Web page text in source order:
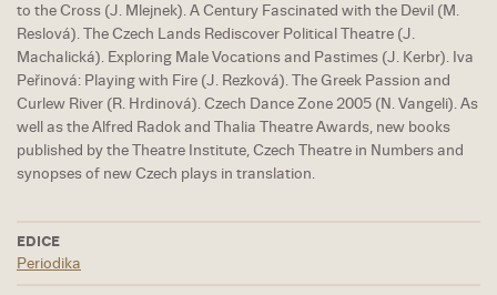
to the Cross (J. Mlejnek). A Century Fascinated with the Devil (M.
Reslová). The Czech Lands Rediscover Political Theatre (J.
Machalická). Exploring Male Vocations and Pastimes (J. Kerbr). Iva
Peřinová: Playing with Fire (J. Rezková). The Greek Passion and
Curlew River (R. Hrdinová). Czech Dance Zone 2005 (N. Vangeli). As
well as the Alfred Radok and Thalia Theatre Awards, new books
published by the Theatre Institute, Czech Theatre in Numbers and
synopses of new Czech plays in translation.
EDICE
Periodika